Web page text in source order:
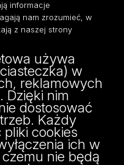
informacje
nam zrozumieć, w
z naszej strony
używa
w
reklamowych
Dzięki nim
dostosować
Każdy
cookies
ich w
nie będą